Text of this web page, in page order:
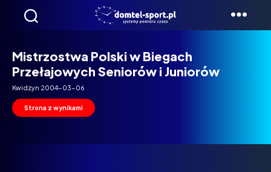
Domtel
Mistrzostwa Polski w Biegach
Przełajowych Seniorów i Juniorów
Kwidzyn 2004-03-06
Strona z wynikami